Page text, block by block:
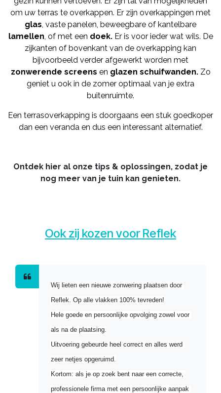
om uw terras te overkappen. Er zijn overkappingen met
glas, vaste panelen, beweegbare of kantelbare
lamellen, of met een doek.Er is voor ieder wat wils. De
zijkanten of bovenkant van de overkapping kan
bijvoorbeeld verder afgewerkt worden met
zonwerende screens en glazen schuifwanden. Zo
geniet u ook in de zomer optimaal van je extra
buitenruimte.
Een terrasoverkapping is doorgaans een stuk goedkoper
dan een veranda en dus een interessant alternatief.
Ontdek hier al onze tips & oplossingen, zodat je
nog meer van je tuin kan genieten.
Ook zij kozen voor Reflek
Wij lieten een nieuwe zonwering plaatsen door
Reflek. Op alle vlakken 100% tevreden!
Hele goede en persoonlijke opvolging zowel voor
als na de plaatsing.
Uitvoering gebeurde heel correct en alles werd
zeer netjes opgeruimd.
Kortom: als je op zoek bent naar een correcte,
professionele firma met een persoonlijke aanpak